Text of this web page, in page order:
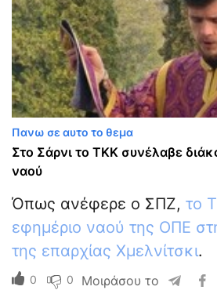
Πανω σε αυτο το θεμα
Στο Σάρνι το ΤΚΚ συνέλαβε
ναού
Όπως ανέφερε ο ΣΠΖ, το
εφημέριο ναού της ΟΠΕ
της επαρχίας Χμελνίτσκι.
0 0 Μοιράσου το